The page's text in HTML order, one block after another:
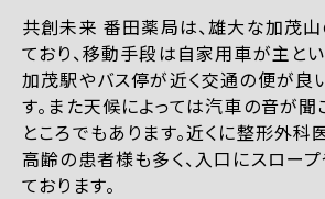
共創未来 番田薬局は、雄大な加茂
ており、移動手段は自家用車が主と
加茂駅やバス停が近く交通の便が良
す。また天候によっては汽車の音が
ところでもあります。近くに整形外科
高齢の患者様も多く、入口にスロー
ております。